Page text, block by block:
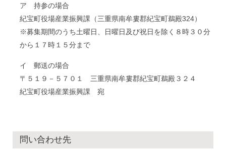
ア 持参の場合
紀宝町役場産業振興課（三重県南牟婁郡紀宝町鵜殿324）
※募集期間のうち土曜日、日曜日及び祝日を除く８時３０分
から１７時１５分まで
イ 郵送の場合
〒５１９－５７０１ 三重県南牟婁郡紀宝町鵜殿３２４
紀宝町役場産業振興課 宛
問い合わせ先